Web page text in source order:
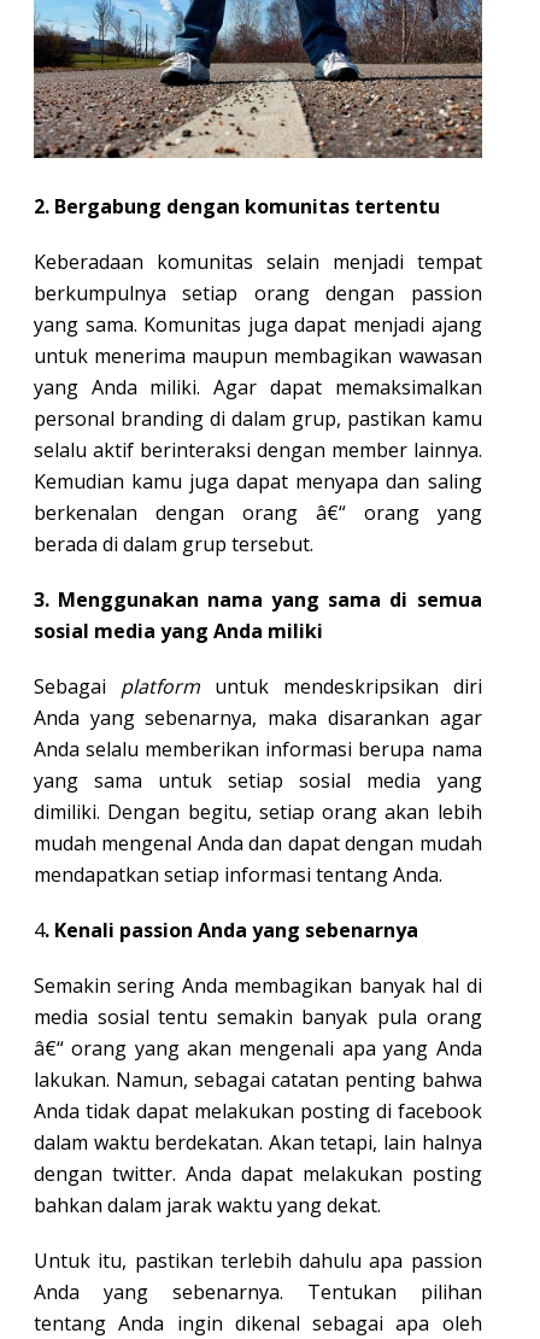
2. Bergabung dengan komunitas tertentu
Keberadaan komunitas selain menjadi tempat
berkumpulnya setiap orang dengan passion
yang sama. Komunitas juga dapat menjadi ajang
untuk menerima maupun membagikan wawasan
yang Anda miliki. Agar dapat memaksimalkan
personal branding di dalam grup, pastikan kamu
selalu aktif berinteraksi dengan member lainnya.
Kemudian kamu juga dapat menyapa dan saling
berkenalan dengan orang â€“ orang yang
berada di dalam grup tersebut.
3. Menggunakan nama yang sama di semua
sosial media yang Anda miliki
Sebagai platformuntuk mendeskripsikan diri
Anda yang sebenarnya, maka disarankan agar
Anda selalu memberikan informasi berupa nama
yang sama untuk setiap sosial media yang
dimiliki. Dengan begitu, setiap orang akan lebih
mudah mengenal Anda dan dapat dengan mudah
mendapatkan setiap informasi tentang Anda.
4. Kenali passion Anda yang sebenarnya
Semakin sering Anda membagikan banyak hal di
media sosial tentu semakin banyak pula orang
â€“ orang yang akan mengenali apa yang Anda
lakukan. Namun, sebagai catatan penting bahwa
Anda tidak dapat melakukan posting di facebook
dalam waktu berdekatan. Akan tetapi, lain halnya
dengan twitter. Anda dapat melakukan posting
bahkan dalam jarak waktu yang dekat.
Untuk itu, pastikan terlebih dahulu apa passion
Anda yang sebenarnya. Tentukan pilihan
tentang Anda ingin dikenal sebagai apa oleh